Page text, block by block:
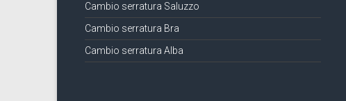
Cambio serratura Saluzzo
Cambio serratura Bra
Cambio serratura Alba